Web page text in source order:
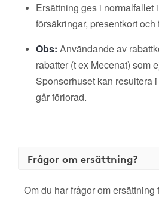
Ersättning ges i normalfallet
försäkringar, presentkort och
Obs: Användande av
rabatter (t ex Mecenat) som
Sponsorhuset kan resultera
går förlorad.
Frågor om ersättning?
Om du har frågor om ersättning